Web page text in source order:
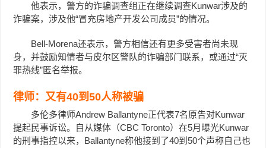
他表示，警方的诈骗调查组正在继续调查Kunwar涉及的
诈骗案，涉及他“冒充房地产开发公司成员”的情况。
Bell-Morena还表示，警方相信还有更多受害者尚未现
身，并鼓励知情者与皮尔区警队的诈骗部门联系，或通过“灭
罪热线”匿名举报。
律师：又有40到50人称被骗
多伦多律师Andrew Ballantyne正代表7名原告对Kunwar
提起民事诉讼。自从媒体（CBC Toronto）在5月曝光Kunwar
的刑事指控以来，Ballantyne称他接到了40到50个声称自己也